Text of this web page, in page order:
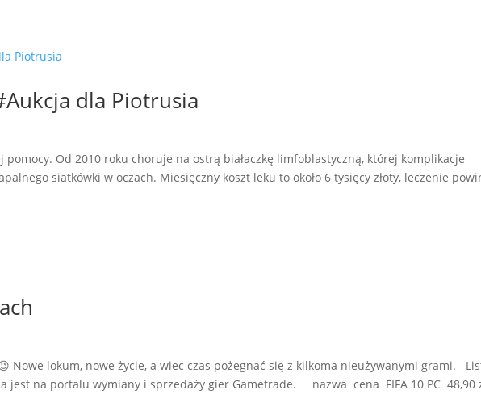
dla Piotrusia
pomocy. Od 2010 roku choruje na ostrą białaczkę limfoblastyczną, której komplikacje
siatkówki w oczach. Miesięczny koszt leku to około 6 tysięcy złoty, leczenie
Nowe lokum, nowe życie, a wiec czas pożegnać się z kilkoma nieużywanymi grami.
jest na portalu wymiany i sprzedaży gier Gametrade. nazwa cena FIFA 10 PC 48,90